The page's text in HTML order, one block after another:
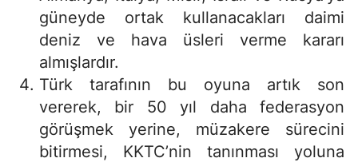
güneyde ortak kullanacakları daimi
deniz ve hava üsleri verme kararı
almışlardır.
Türk tarafının bu oyuna artık son
vererek, bir 50 yıl daha federasyon
görüşmek yerine, müzakere sürecini
bitirmesi, KKTC’nin tanınması yoluna